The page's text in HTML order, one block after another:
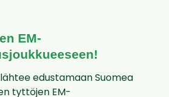
EM-
edustamaan Suomea
tyttöjen EM-